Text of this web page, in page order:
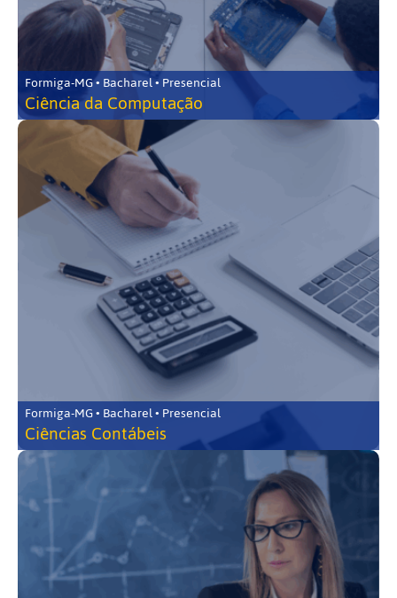
Formiga-MG • Bacharel • Presencial
Ciência da Computação
Formiga-MG • Bacharel • Presencial
Ciências Contábeis